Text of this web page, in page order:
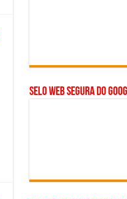
SELO WEB SEGURA do